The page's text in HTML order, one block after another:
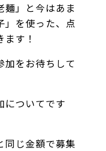
麺」と今はあま
」を使った、点
す！
加をお待ちして
についてです
同じ金額で募集